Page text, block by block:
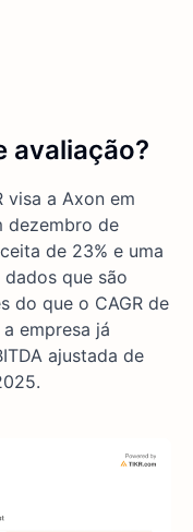
avaliação?
visa a Axon em
dezembro de
de 23% e uma
que são
do que o CAGR de
empresa já
ajustada de